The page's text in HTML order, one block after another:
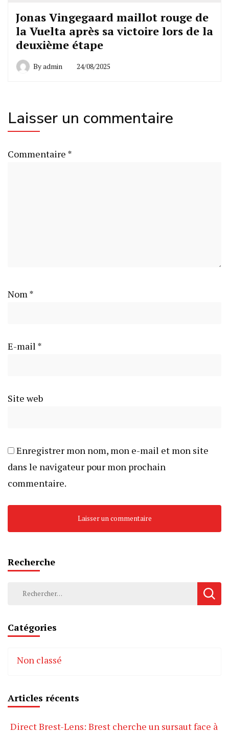
Jonas Vingegaard maillot rouge de
la Vuelta après sa victoire lors de la
deuxième étape
Byadmin 24/08/2025
Laisser un commentaire
Commentaire *
Nom *
E-mail *
Site web
Enregistrer mon nom, mon e-mail et mon site
dans le navigateur pour mon prochain
commentaire.
Recherche
Rechercher :
Catégories
Non classé
Articles récents
Direct Brest-Lens: Brest cherche un sursaut face à